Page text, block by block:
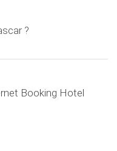
?
Booking Hotel